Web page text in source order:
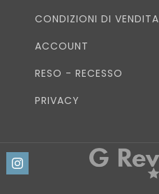
CONDIZIONI DI VENDITA
ACCOUNT
RESO - RECESSO
PRIVACY